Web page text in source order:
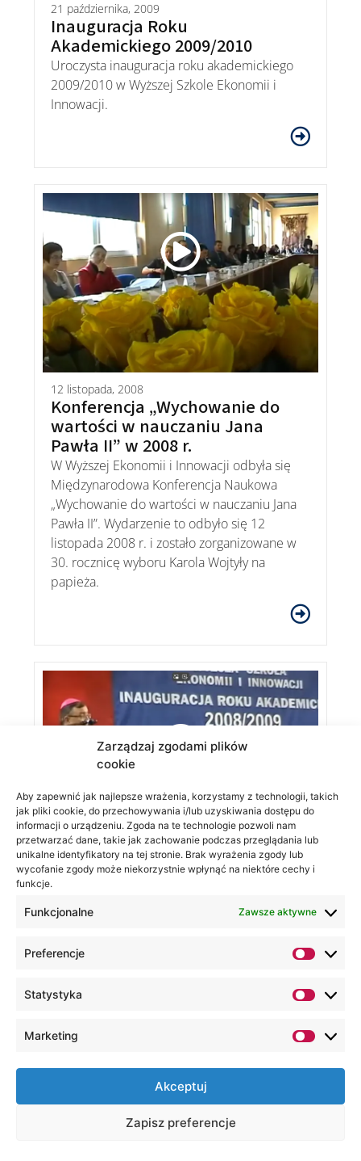
Zarządzaj zgodami plików
cookie
Aby zapewnić jak najlepsze wrażenia, korzystamy z technologii, takich
jak pliki cookie, do przechowywania i/lub uzyskiwania dostępu do
informacji o urządzeniu. Zgoda na te technologie pozwoli nam
przetwarzać dane, takie jak zachowanie podczas przeglądania lub
unikalne identyfikatory na tej stronie. Brak wyrażenia zgody lub
wycofanie zgody może niekorzystnie wpłynąć na niektóre cechy i
funkcje.
Funkcjonalne Zawsze aktywne
Preferencje
Statystyka
Marketing
Akceptuj
Zapisz preferencje
21 października, 2009
Inauguracja Roku
Akademickiego 2009/2010
Uroczysta inauguracja roku akademickiego
2009/2010 w Wyższej Szkole Ekonomii i
Innowacji.
12 listopada, 2008
Konferencja „Wychowanie do
wartości w nauczaniu Jana
Pawła II” w 2008 r.
W Wyższej Ekonomii i Innowacji odbyła się
Międzynarodowa Konferencja Naukowa
„Wychowanie do wartości w nauczaniu Jana
Pawła II”. Wydarzenie to odbyło się 12
listopada 2008 r. i zostało zorganizowane w
30. rocznicę wyboru Karola Wojtyły na
papieża.
2008/2009
2008/2009 w Wyższej Szkole Ekonomii i